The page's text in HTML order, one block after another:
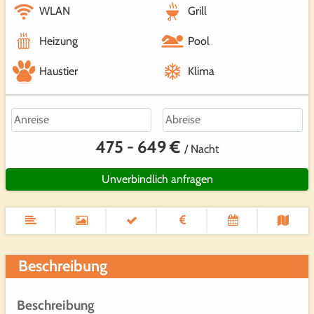
WLAN Grill
Heizung Pool
Haustier Klima
475 - 649 € / Nacht
Unverbindlich anfragen
Beschreibung
Beschreibung